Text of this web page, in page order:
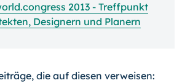
2013 - Treffpunkt
Designern und Planern
die auf diesen verweisen: